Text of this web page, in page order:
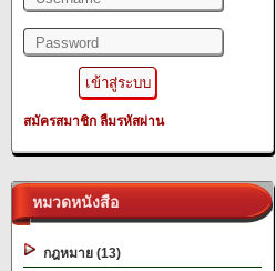
สมัครสมาชิก ลืมรหัสผ่าน
หมวดหนังสือ
กฎหมาย (13)